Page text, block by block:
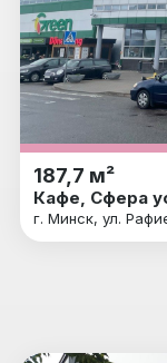
187,7 м²
Кафе, Сфера
г. Минск, ул.